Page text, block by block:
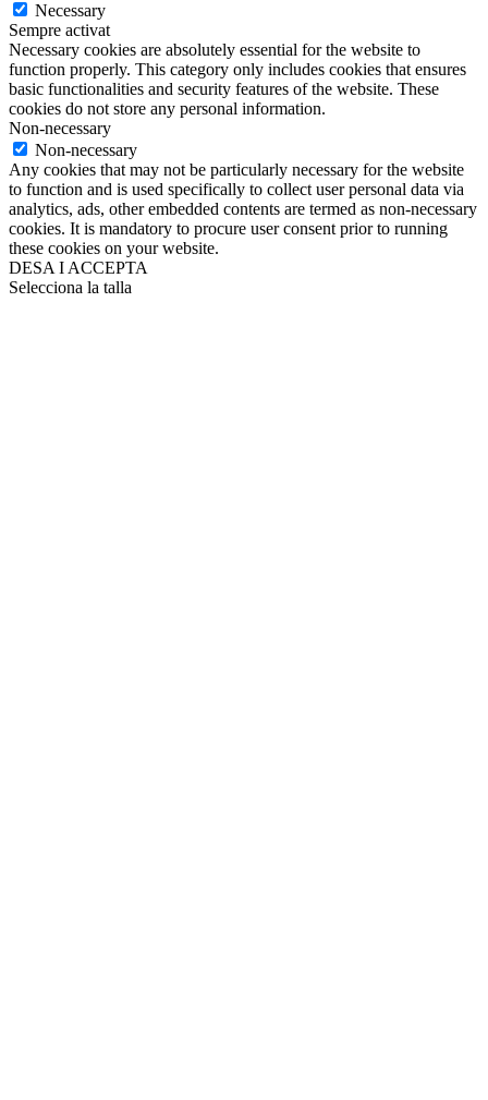
Necessary
Sempre activat
Necessary cookies are absolutely essential for the website to
function properly. This category only includes cookies that ensures
basic functionalities and security features of the website. These
cookies do not store any personal information.
Non-necessary
Non-necessary
Any cookies that may not be particularly necessary for the website
to function and is used specifically to collect user personal data via
analytics, ads, other embedded contents are termed as non-necessary
cookies. It is mandatory to procure user consent prior to running
these cookies on your website.
DESA I ACCEPTA
Selecciona la talla